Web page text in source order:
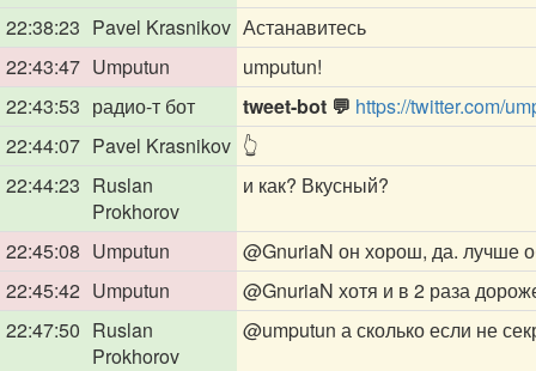
22:38:23 Pavel Krasnikov Астанавитесь
22:43:47 Umputun
umputun!
22:43:53 радио-т бот tweet-bot 💬 https://twitter.com/
22:44:07 Pavel Krasnikov 👆
22:44:23 Ruslan
Prokhorov
и как? Вкусный?
22:45:08 Umputun @GnuriaN он хорош, да. лучше
22:45:42 Umputun @GnuriaN хотя и в 2 раза
22:47:50 Ruslan
Prokhorov
@umputun а сколько если не